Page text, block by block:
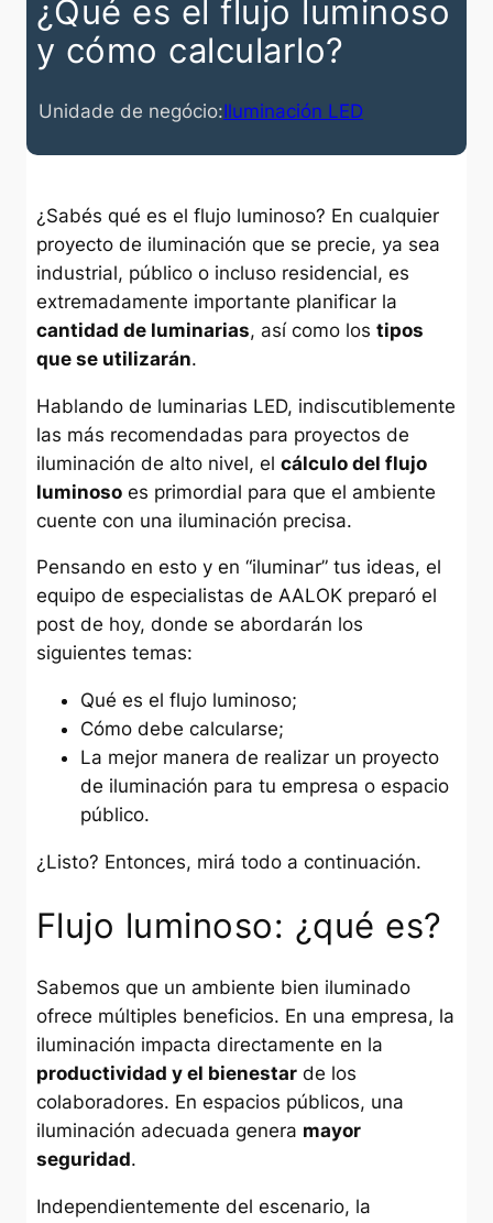
¿Qué es el flujo luminoso
y cómo calcularlo?
Unidade de negócio:Iluminación LED
¿Sabés qué es el flujo luminoso? En cualquier
proyecto de iluminación que se precie, ya sea
industrial, público o incluso residencial, es
extremadamente importante planificar la
cantidad de luminarias, así como los tipos
que se utilizarán.
Hablando de luminarias LED, indiscutiblemente
las más recomendadas para proyectos de
iluminación de alto nivel, el cálculo del flujo
luminosoes primordial para que el ambiente
cuente con una iluminación precisa.
Pensando en esto y en “iluminar” tus ideas, el
equipo de especialistas de AALOK preparó el
post de hoy, donde se abordarán los
siguientes temas:
Qué es el flujo luminoso;
Cómo debe calcularse;
La mejor manera de realizar un proyecto
de iluminación para tu empresa o espacio
público.
¿Listo? Entonces, mirá todo a continuación.
Flujo luminoso: ¿qué es?
Sabemos que un ambiente bien iluminado
ofrece múltiples beneficios. En una empresa, la
iluminación impacta directamente en la
productividad y el bienestarde los
colaboradores. En espacios públicos, una
iluminación adecuada genera mayor
seguridad.
Independientemente del escenario, la